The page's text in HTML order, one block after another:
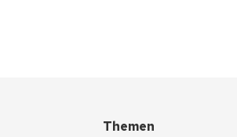
Themen